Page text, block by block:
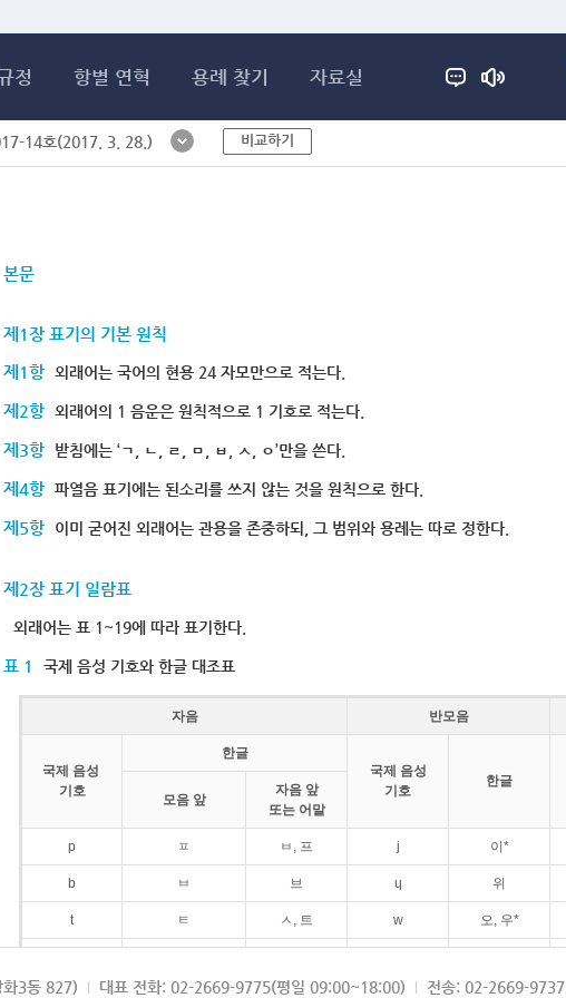
정 항별 연혁 용례 찾기 자료실
14호(2017. 3. 28.) 비교하기
본문
제1장 표기의 기본 원칙
제1항 외래어는 국어의 현용 24 자모만으로 적는다.
제2항 외래어의 1 음운은 원칙적으로 1 기호로 적는다.
제3항 받침에는 ‘ㄱ, ㄴ, ㄹ, ㅁ, ㅂ, ㅅ, ㅇ’만을 쓴다.
제4항 파열음 표기에는 된소리를 쓰지 않는 것을 원칙으로 한다.
제5항 이미 굳어진 외래어는 관용을 존중하되, 그 범위와 용례는 따로 정한다.
제2장 표기 일람표
외래어는 표 1~19에 따라 표기한다.
표 1 국제 음성 기호와 한글 대조표
자음 반모음
국제 음성
기호
한글
국제 음성
기호
한글
모음 앞
자음 앞
또는 어말
p ㅍ ㅂ, 프 j 이*
b ㅂ 브 ɥ 위
t ㅌ ㅅ, 트 w 오, 우*
k ㅋ ㄱ, 크
3동 827) 대표 전화: 02-2669-9775(평일 09:00~18:00) 전송: 02-2669-9737